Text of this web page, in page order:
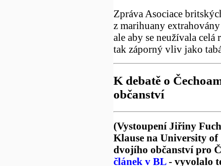
Zpráva Asociace
z marihuany
ale aby se neužívala celá
tak záporný vliv jako
K debatě o
občanství
(Vystoupení Jiřiny
Klause na University of
dvojího občanství pro
článek v BL- vyvolalo